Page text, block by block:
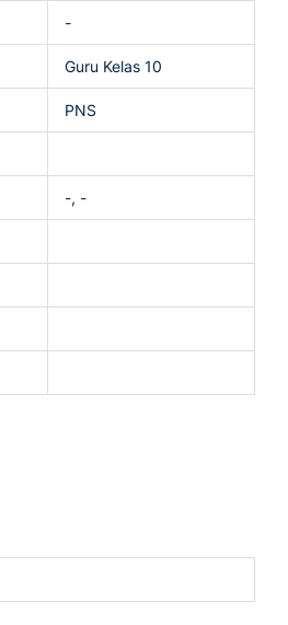
-
Guru Kelas 10
PNS
-, -